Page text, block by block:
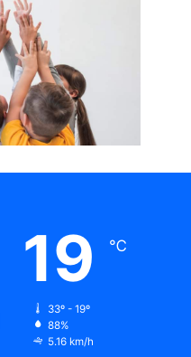
19 ℃
33º - 19º
88%
5.16 km/h